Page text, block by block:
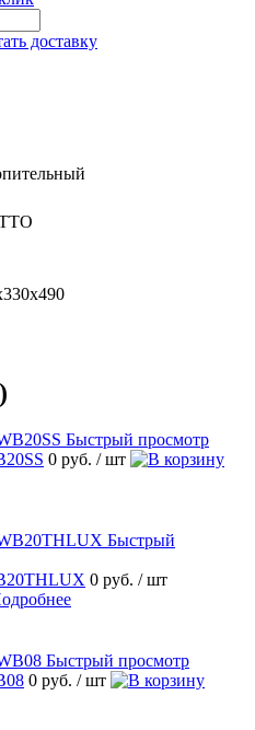
доставку
Быстрый просмотр
0 руб. / шт
Быстрый
0 руб. / шт
Быстрый просмотр
0 руб. / шт